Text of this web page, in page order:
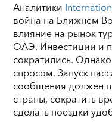
Аналитики
война на Ближнем
влияние на рынок
ОАЭ. Инвестиции и
сократились.
спросом. Запуск
сообщения должен
страны, сократить
сделать поездки